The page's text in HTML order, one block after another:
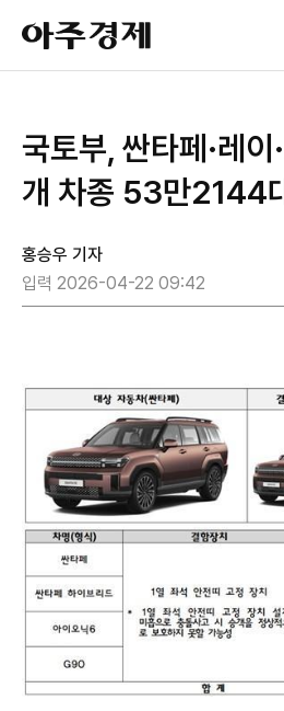
아
주
경
국토부, 싼타페·레
개 차종 53만2144
홍승우 기자
입력 2026-04-22 09:42